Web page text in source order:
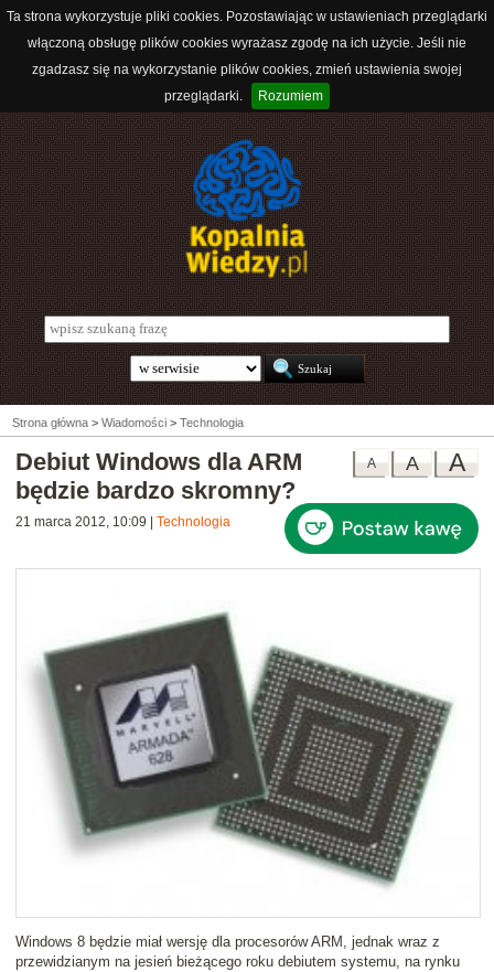
Ta strona wykorzystuje pliki cookies. Pozostawiając w ustawieniach przeglądarki
włączoną obsługę plików cookies wyrażasz zgodę na ich użycie. Jeśli nie
zgadzasz się na wykorzystanie plików cookies, zmień ustawienia swojej
przeglądarki.
Rozumiem
Strona główna > Wiadomości > Technologia
A
A
A
Debiut Windows dla ARM
będzie bardzo skromny?
21 marca 2012, 10:09 Technologia
Windows 8 będzie miał wersję dla procesorów ARM, jednak wraz z
przewidzianym na jesień bieżącego roku debiutem systemu, na rynku